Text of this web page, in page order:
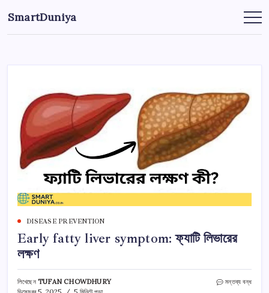
লেখায়
যান
SmartDuniya
Be
&
DISEASE PREVENTION
Early fatty liver symptom: ফ্যাটি লিভারের
লক্ষণ
লিখেছেন TUFAN CHOWDHURY
Early
মন্তব্য বন্ধ